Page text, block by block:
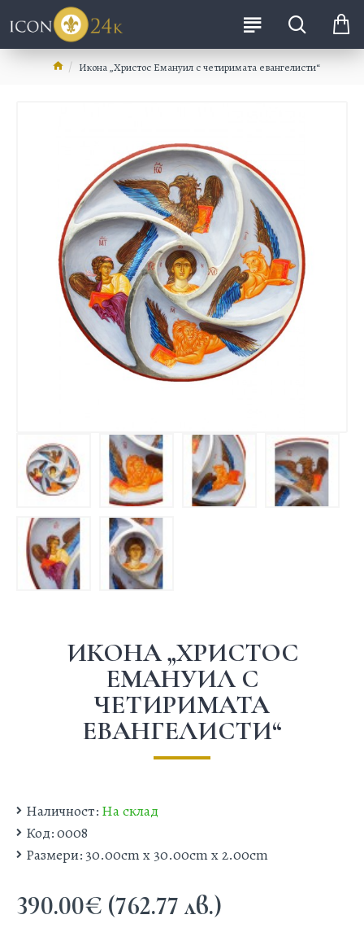
Икона „Христос Емануил с четиримата евангелисти“
ИКОНА „ХРИСТОС
ЕМАНУИЛ С
ЧЕТИРИМАТА
ЕВАНГЕЛИСТИ“
Наличност: На склад
Код:0008
Размери: 30.00cm x 30.00cm x 2.00cm
390.00€ (762.77 лв.)